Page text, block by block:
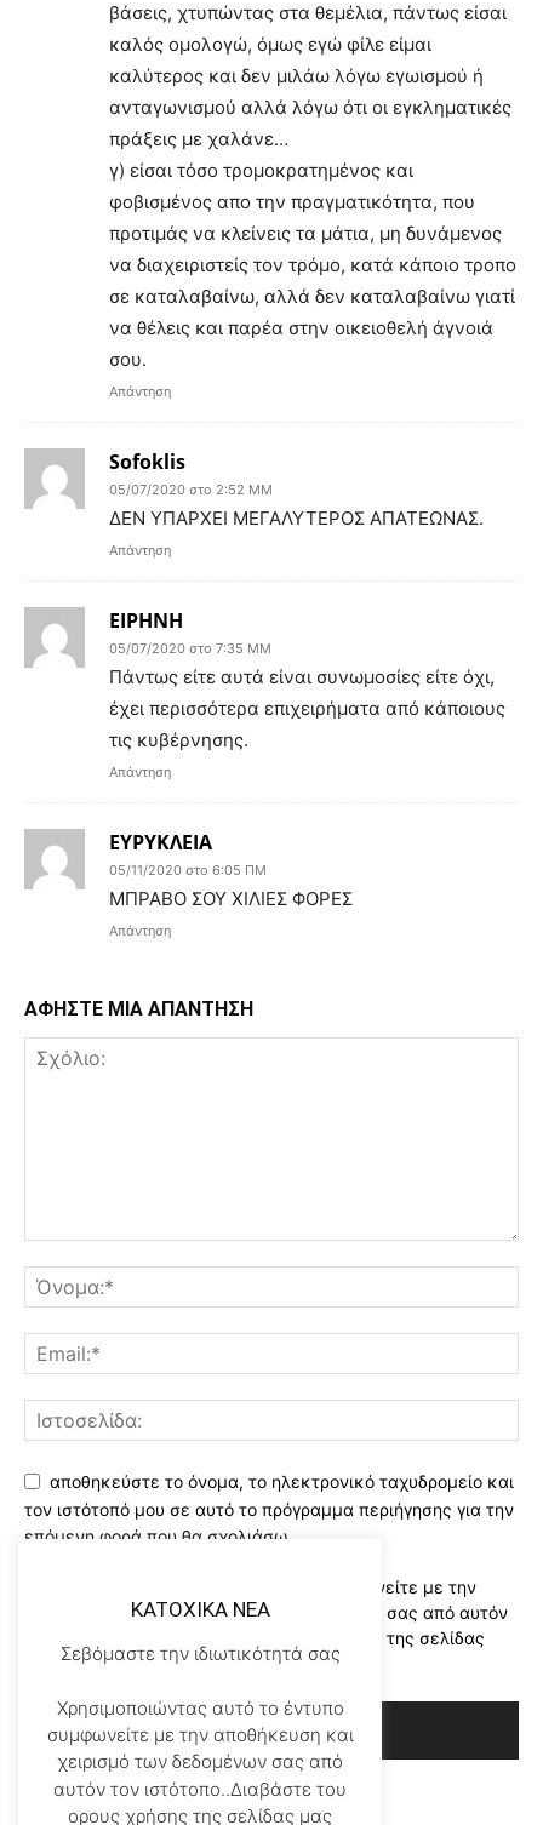
βάσεις, χτυπώντας στα θεμέλια, πάντως είσαι
καλός ομολογώ, όμως εγώ φίλε είμαι
καλύτερος και δεν μιλάω λόγω εγωισμού ή
ανταγωνισμού αλλά λόγω ότι οι εγκληματικές
πράξεις με χαλάνε…
γ) είσαι τόσο τρομοκρατημένος και
φοβισμένος απο την πραγματικότητα, που
προτιμάς να κλείνεις τα μάτια, μη δυνάμενος
να διαχειριστείς τον τρόμο, κατά κάποιο τροπο
σε καταλαβαίνω, αλλά δεν καταλαβαίνω γιατί
να θέλεις και παρέα στην οικειοθελή άγνοιά
σου.
Απάντηση
Sofoklis
05/07/2020 στο 2:52 ΜΜ
ΔΕΝ ΥΠΑΡΧΕΙ ΜΕΓΑΛΥΤΕΡΟΣ ΑΠΑΤΕΩΝΑΣ.
Απάντηση
ΕΙΡΗΝΗ
05/07/2020 στο 7:35 ΜΜ
Πάντως είτε αυτά είναι συνωμοσίες είτε όχι,
έχει περισσότερα επιχειρήματα από κάποιους
τις κυβέρνησης.
Απάντηση
ΕΥΡΥΚΛΕΙΑ
05/11/2020 στο 6:05 ΠΜ
ΜΠΡΑΒΟ ΣΟΥ ΧΙΛΙΕΣ ΦΟΡΕΣ
Απάντηση
ΑΦΗΣΤΕ ΜΙΑ ΑΠΑΝΤΗΣΗ
αποθηκεύστε το όνομα, το ηλεκτρονικό ταχυδρομείο και
τον ιστότοπό μου σε αυτό το πρόγραμμα περιήγησης για την
επόμενη φορά που θα σχολιάσω.
Χρησιμοποιώντας αυτό το έντυπο συμφωνείτε με την
αποθήκευση και χειρισμό των δεδομένων σας από αυτόν
τον ιστότοπο..Διαβάστε του ορους χρήσης της σελίδας
μας*
KATOXIKA NEA
Σεβόμαστε την ιδιωτικότητά σας
Χρησιμοποιώντας αυτό το έντυπο
συμφωνείτε με την αποθήκευση και
χειρισμό των δεδομένων σας από
αυτόν τον ιστότοπο..Διαβάστε του
ορους χρήσης της σελίδας μας